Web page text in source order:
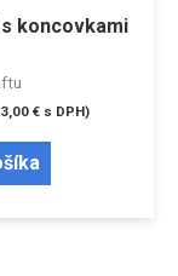
s koncovkami
€s DPH)